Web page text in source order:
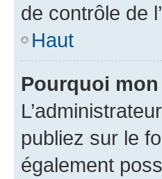
de contrôle de
Haut
Pourquoi
publiez sur le
également